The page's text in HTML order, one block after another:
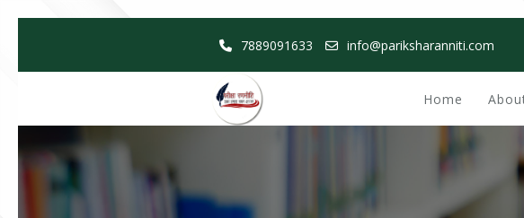
7889091633 info@pariksharanniti.com
Home